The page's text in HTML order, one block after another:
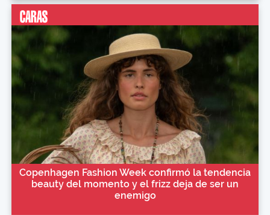
Copenhagen Fashion Week confirmó la tendencia
beauty del momento y el frizz deja de ser un
enemigo